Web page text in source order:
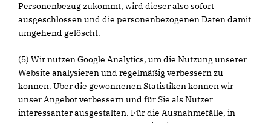
Personenbezug zukommt, wird dieser also sofort
ausgeschlossen und die personenbezogenen Daten damit
umgehend gelöscht.
(5) Wir nutzen Google Analytics, um die Nutzung unserer
Website analysieren und regelmäßig verbessern zu
können. Über die gewonnenen Statistiken können wir
unser Angebot verbessern und für Sie als Nutzer
interessanter ausgestalten. Für die Ausnahmefälle, in